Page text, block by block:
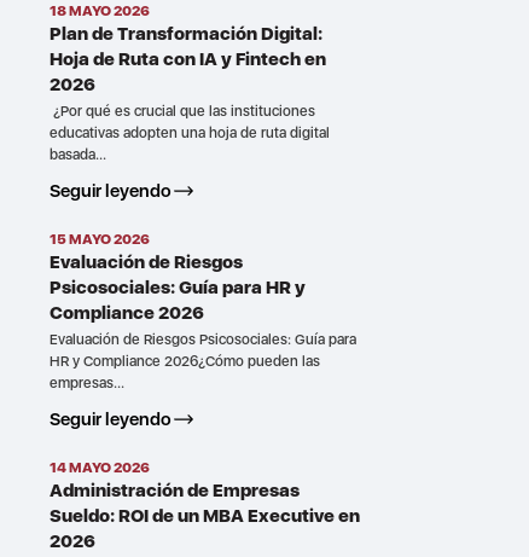
18 MAYO 2026
Plan de Transformación Digital:
Hoja de Ruta con IA y Fintech en
2026
¿Por qué es crucial que las instituciones
educativas adopten una hoja de ruta digital
basada...
Seguir leyendo
15 MAYO 2026
Evaluación de Riesgos
Psicosociales: Guía para HR y
Compliance 2026
Evaluación de Riesgos Psicosociales: Guía para
HR y Compliance 2026¿Cómo pueden las
empresas...
Seguir leyendo
14 MAYO 2026
Administración de Empresas
Sueldo: ROI de un MBA Executive en
2026